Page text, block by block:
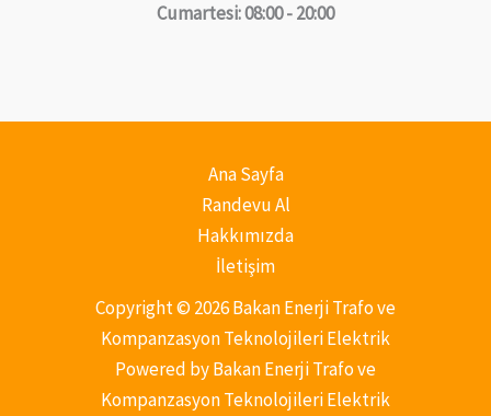
Cumartesi: 08:00 - 20:00
Ana Sayfa
Randevu Al
Hakkımızda
İletişim
Copyright © 2026 Bakan Enerji Trafo ve
Kompanzasyon Teknolojileri Elektrik
Powered by Bakan Enerji Trafo ve
Kompanzasyon Teknolojileri Elektrik